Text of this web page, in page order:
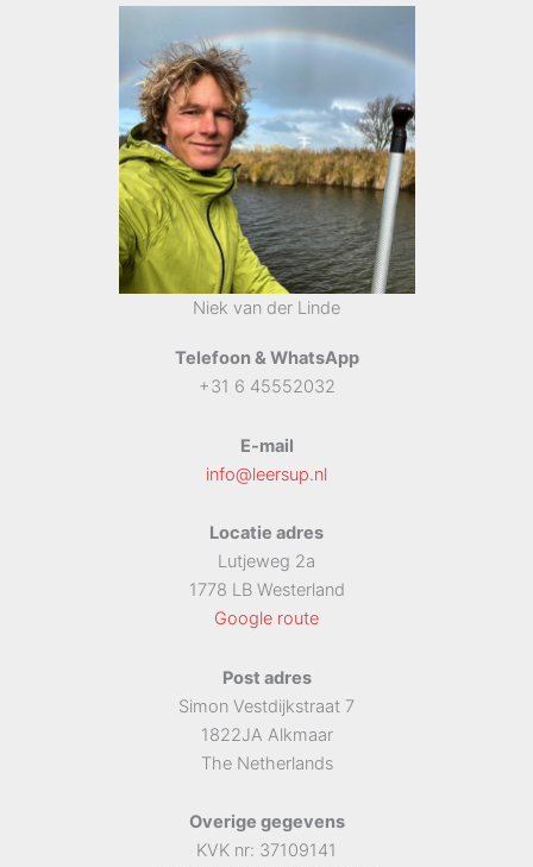
Niek van der Linde
Telefoon & WhatsApp
+31 6 45552032
E-mail
info@leersup.nl
Locatie adres
Lutjeweg 2a
1778 LB Westerland
Google route
Post adres
Simon Vestdijkstraat 7
1822JA Alkmaar
The Netherlands
Overige gegevens
KVK nr: 37109141